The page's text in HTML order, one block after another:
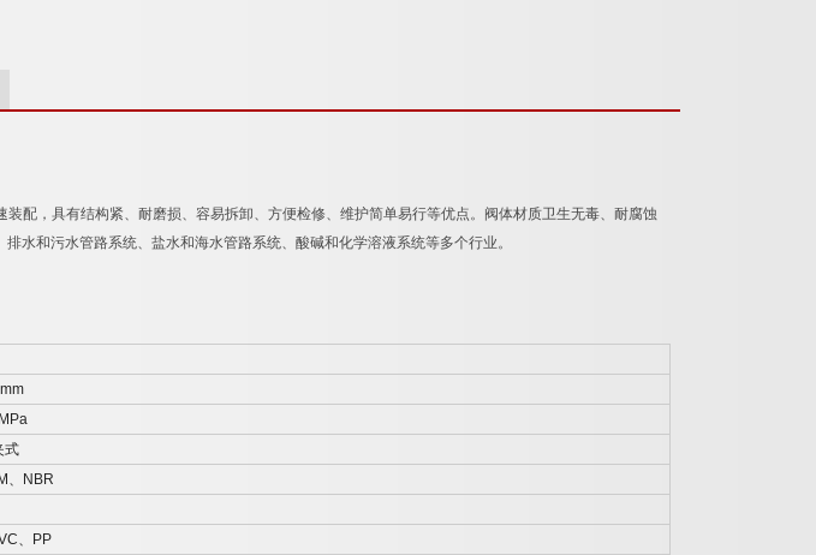
配，具有结构紧、耐磨损、容易拆卸、方便检修、维护简单易行等优点。阀体材质卫生无毒、耐腐蚀
水和污水管路系统、盐水和海水管路系统、酸碱和化学溶液系统等多个行业。
式
、
NBR
、
PP